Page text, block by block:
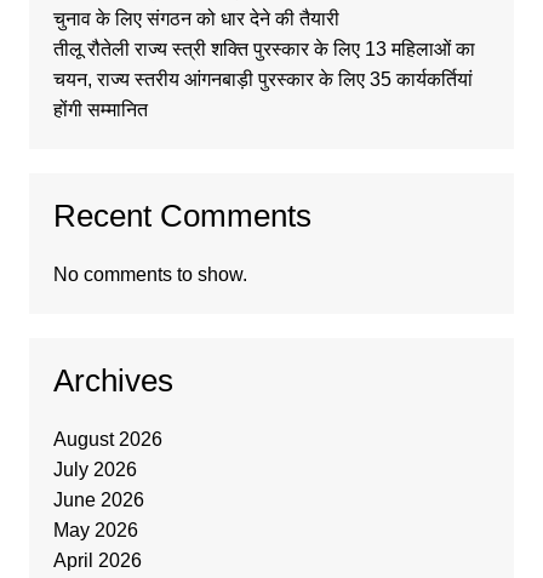
चुनाव के लिए संगठन को धार देने की तैयारी
तीलू रौतेली राज्य स्त्री शक्ति पुरस्कार के लिए 13 महिलाओं का
चयन, राज्य स्तरीय आंगनबाड़ी पुरस्कार के लिए 35 कार्यकर्तियां
होंगी सम्मानित
Recent Comments
No comments to show.
Archives
August 2026
July 2026
June 2026
May 2026
April 2026